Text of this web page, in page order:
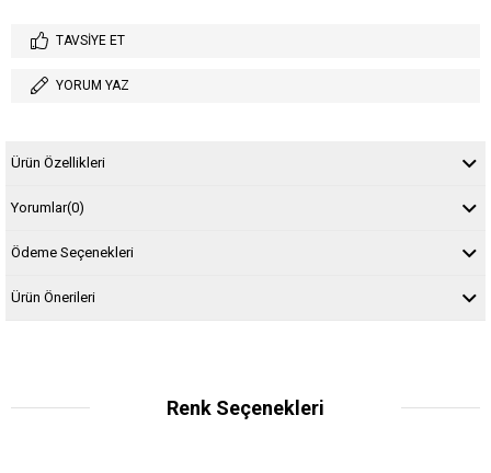
TAVSIYE ET
YORUM YAZ
Ürün Özellikleri
Yorumlar(0)
Ödeme Seçenekleri
Ürün Önerileri
Renk Seçenekleri